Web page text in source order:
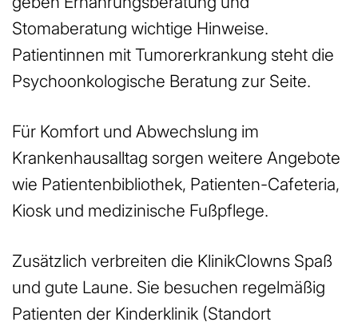
Stomaberatung wichtige Hinweise.
Patientinnen mit Tumorerkrankung steht die
Psychoonkologische Beratung zur Seite.
Für Komfort und Abwechslung im
Krankenhausalltag sorgen weitere Angebote
wie Patientenbibliothek, Patienten-Cafeteria,
Kiosk und medizinische Fußpflege.
Zusätzlich verbreiten die KlinikClowns Spaß
und gute Laune. Sie besuchen regelmäßig
Patienten der Kinderklinik (Standort